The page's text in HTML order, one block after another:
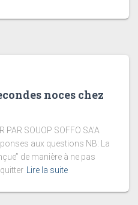
noces chez
PAR SOUOP SOFFO SA’A
aux questions NB: La
de manière à ne pas
Lire la suite